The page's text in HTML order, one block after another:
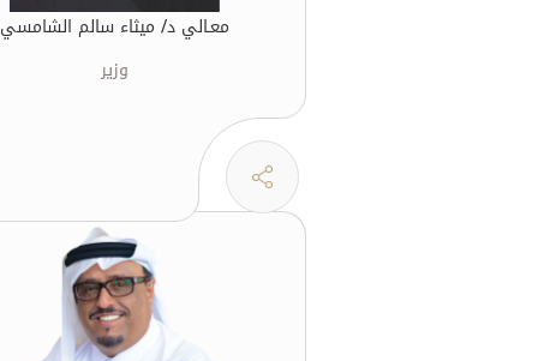
معـالي د/ ميثاء سالم الشامسي
وزير